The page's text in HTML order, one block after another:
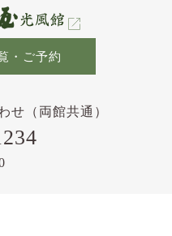
・ご予約
せ（両館共通）